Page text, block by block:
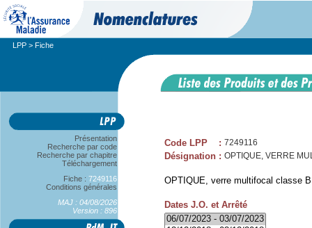
LPP > Fiche
Présentation
Recherche par code
Recherche par chapitre
Téléchargement
Fiche : 7249116
Conditions générales
MAJ : 04/08/2026
Version : 896
Code LPP : 7249116
Désignation : OPTIQUE, VERRE
OPTIQUE, verre multifocal classe
Dates J.O. et Arrêté